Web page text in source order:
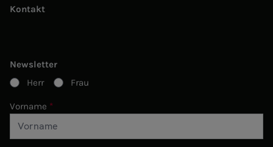
Kontakt
Newsletter
Herr
Frau
Vorname